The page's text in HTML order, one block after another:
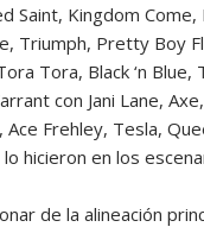
Saint, Kingdom Come,
Triumph, Pretty Boy
Tora, Black ‘n Blue,
con Jani Lane,
Ace Frehley, Tesla,
hicieron en los
de la alineación